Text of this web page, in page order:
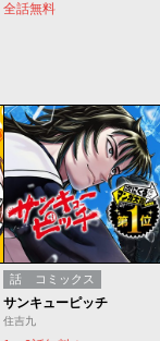
全話無料
話 コミックス
サンキューピッチ
住吉九